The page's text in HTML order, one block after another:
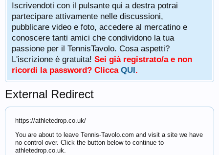
Iscrivendoti con il pulsante qui a destra potrai
partecipare attivamente nelle discussioni,
pubblicare video e foto, accedere al mercatino e
conoscere tanti amici che condividono la tua
passione per il TennisTavolo. Cosa aspetti?
L'iscrizione è gratuita! Sei già registrato/a e non
ricordi la password? Clicca QUI.
External Redirect
https://athletedrop.co.uk/
You are about to leave Tennis-Tavolo.com and visit a site we have
no control over. Click the button below to continue to
athletedrop.co.uk.